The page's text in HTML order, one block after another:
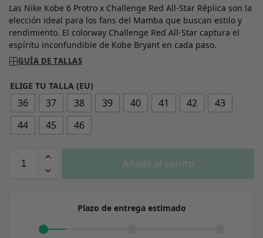
Las Nike Kobe 6 Protro x Challenge Red All-Star Réplica son la
elección ideal para los fans del Mamba que buscan estilo y
rendimiento. El colorway Challenge Red All-Star captura el
espíritu inconfundible de Kobe Bryant en cada paso.
GUÍA DE TALLAS
ELIGE TU TALLA (EU)
36 37 38 39 40 41 42
43
44
45 46
Añadir al carrito
Plazo de entrega estimado